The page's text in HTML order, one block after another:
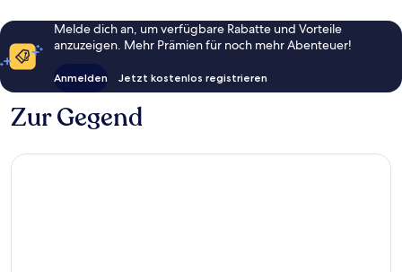
Melde dich an, um verfügbare Rabatte und Vorteile
anzuzeigen. Mehr Prämien für noch mehr Abenteuer!
Anmelden Jetzt kostenlos registrieren
Zur Gegend